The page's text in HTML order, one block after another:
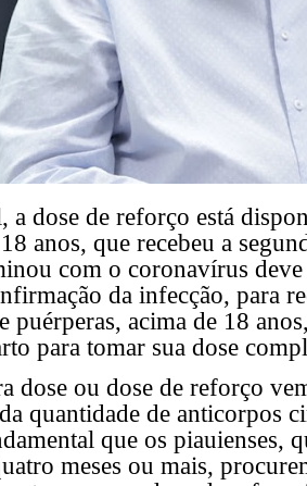
a dose de reforço está
anos, que recebeu a
com o coronavírus
da infecção, para
puérperas, acima de 18
para tomar sua dose
dose ou dose de reforço
quantidade de anticorpos
que os piauienses,
meses ou mais,